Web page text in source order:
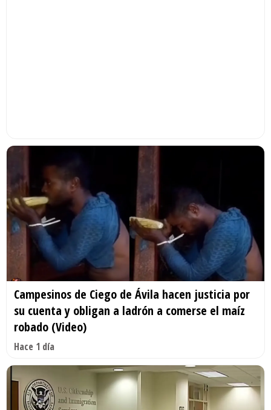
Campesinos de Ciego de Ávila hacen justicia por
su cuenta y obligan a ladrón a comerse el maíz
robado (Video)
Hace 1 día